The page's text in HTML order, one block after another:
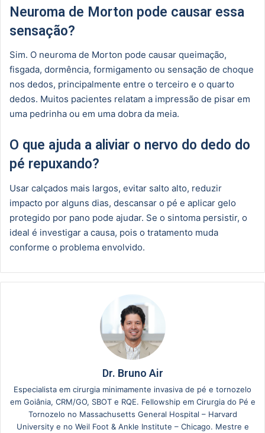
Neuroma de Morton pode causar essa
sensação?
Sim. O neuroma de Morton pode causar queimação,
fisgada, dormência, formigamento ou sensação de choque
nos dedos, principalmente entre o terceiro e o quarto
dedos. Muitos pacientes relatam a impressão de pisar em
uma pedrinha ou em uma dobra da meia.
O que ajuda a aliviar o nervo do dedo do
pé repuxando?
Usar calçados mais largos, evitar salto alto, reduzir
impacto por alguns dias, descansar o pé e aplicar gelo
protegido por pano pode ajudar. Se o sintoma persistir, o
ideal é investigar a causa, pois o tratamento muda
conforme o problema envolvido.
Dr. Bruno Air
Especialista em cirurgia minimamente invasiva de pé e tornozelo
em Goiânia, CRM/GO, SBOT e RQE. Fellowship em Cirurgia do Pé e
Tornozelo no Massachusetts General Hospital – Harvard
University e no Weil Foot & Ankle Institute – Chicago. Mestre e